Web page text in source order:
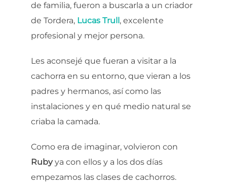
de familia, fueron a buscarla a un criador
de Tordera, Lucas Trull, excelente
profesional y mejor persona.
Les aconsejé que fueran a visitar a la
cachorra en su entorno, que vieran a los
padres y hermanos, así como las
instalaciones y en qué medio natural se
criaba la camada.
Como era de imaginar, volvieron con
Rubyya con ellos y a los dos días
empezamos las clases de cachorros.